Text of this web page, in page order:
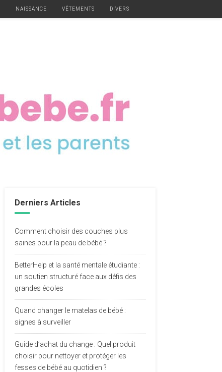
NAISSANCE VÊTEMENTS DIVERS
Derniers Articles
Comment choisir des couches plus
saines pour la peau de bébé ?
BetterHelp et la santé mentale étudiante :
un soutien structuré face aux défis des
grandes écoles
Quand changer le matelas de bébé :
signes à surveiller
Guide d’achat du change : Quel produit
choisir pour nettoyer et protéger les
fesses de bébé au quotidien ?